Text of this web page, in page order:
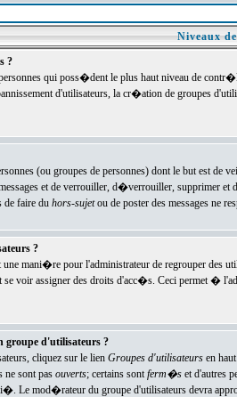
Niveaux
?
qui poss�dent le plus haut niveau de
d'utilisateurs, la cr�ation de groupes
(ou groupes de personnes) dont le but est de
et de verrouiller, d�verrouiller, supprimer
faire du hors-sujetou de poster des messages ne
?
une mani�re pour l'administrateur de regrouper des
se voir assigner des droits d'acc�s. Ceci permet
groupe d'utilisateurs ?
cliquez sur le lien Groupes d'utilisateursen haut
ne sont pas ouverts; certains sontferm�set d'autres
Le mod�rateur du groupe d'utilisateurs devra